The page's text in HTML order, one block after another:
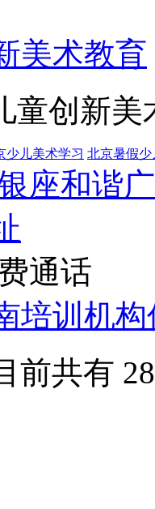
美术教育
童创新美
少儿美术学习 北京暑假少
座和谐
通话
培训机构
前共有 28